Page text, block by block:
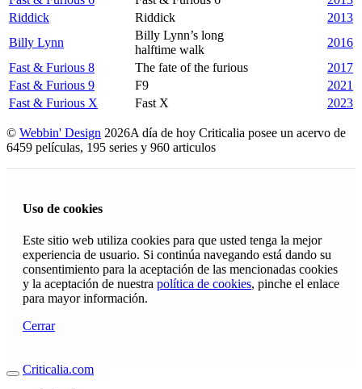
Riddick
Riddick
2013
Billy Lynn
Billy Lynn’s long
halftime walk
2016
Fast & Furious 8
The fate of the furious
2017
Fast & Furious 9
F9
2021
Fast & Furious X
Fast X 2023
© Webbin' Design 2026A día de hoy Criticalia posee un acervo de
6459 películas, 195 series y 960 articulos
Uso de cookies
Este sitio web utiliza cookies para que usted tenga la mejor
experiencia de usuario. Si continúa navegando está dando su
consentimiento para la aceptación de las mencionadas cookies
y la aceptación de nuestra política de cookies, pinche el enlace
para mayor información.
Cerrar
Criticalia.com